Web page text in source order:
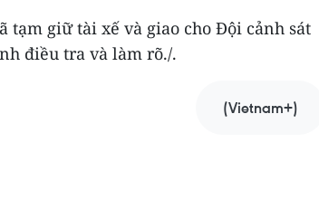
tạm giữ tài xế và giao cho Đội cảnh sát
điều tra và làm rõ./.
(Vietnam+)